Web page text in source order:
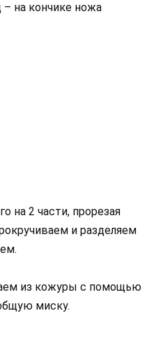
– на кончике ножа
на 2 части, прорезая
и разделяем
из кожуры с помощью
миску.